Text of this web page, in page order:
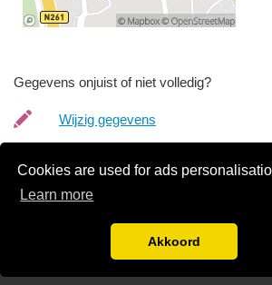
Cookies are used for ads
Learn more
Akkoord
Gegevens onjuist of niet volledig?
Wijzig gegevens